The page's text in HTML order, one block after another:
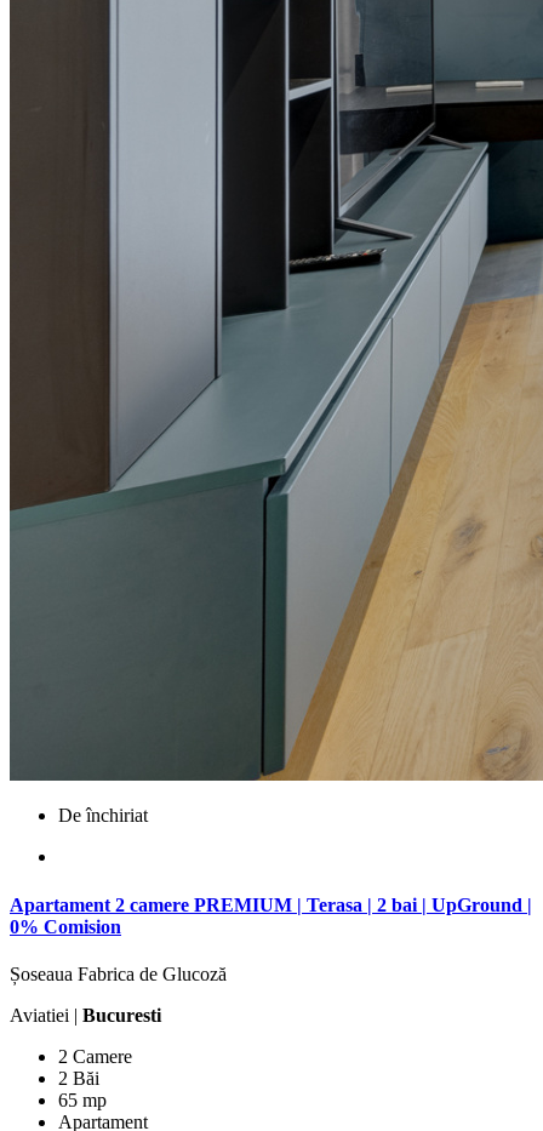
De închiriat
Apartament 2 camere PREMIUM | Terasa | 2 bai | UpGround |
0% Comision
Șoseaua Fabrica de Glucoză
Aviatiei | Bucuresti
2 Camere
2 Băi
65 mp
Apartament